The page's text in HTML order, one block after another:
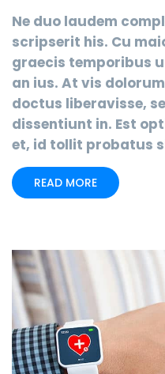
Ne duo laudem
scripserit his. Cu
graecis temporibus
an ius. At vis
doctus liberavisse,
dissentiunt in. Est
et, id tollit probatus
READ MORE